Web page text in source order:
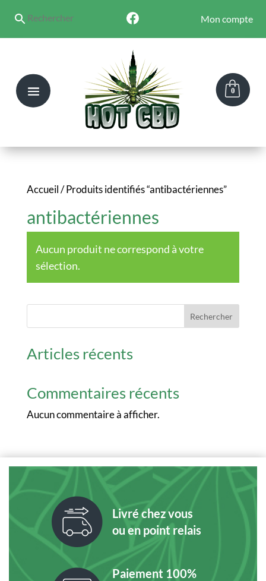
Mon compte
0
Accueil/ Produits identifiés “antibactériennes”
antibactériennes
Aucun produit ne correspond à votre
sélection.
Rechercher
Articles récents
Commentaires récents
Aucun commentaire à afficher.
Livré chez vous
ou en point relais
Paiement 100%